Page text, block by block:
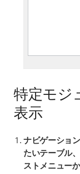
特定モジ
表示
ナビゲーショ
たいテーブル
ストメニュー